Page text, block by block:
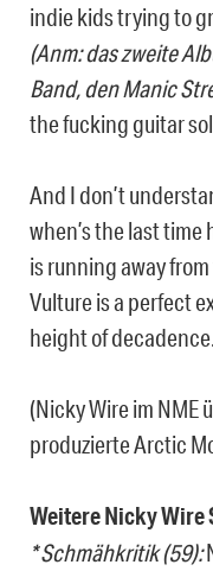
indie kids trying to
(Anm: das zweite
Band, den Manic
the fucking guitar
And I don’t
when’s the last time
is running away
Vulture is a perfect
height of
(Nicky Wire im NME
produzierte Arctic
Weitere Nicky Wire
* Schmähkritik (59):